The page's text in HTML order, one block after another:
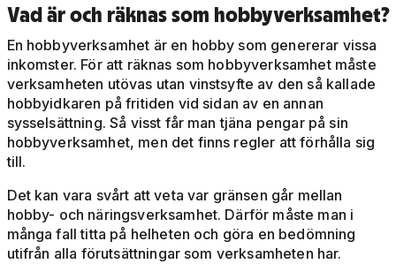
Vad är och räknas som hobbyverksamhet?
En hobbyverksamhet är en hobby som genererar vissa
inkomster. För att räknas som hobbyverksamhet måste
verksamheten utövas utan vinstsyfte av den så kallade
hobbyidkaren på fritiden vid sidan av en annan
sysselsättning. Så visst får man tjäna pengar på sin
hobbyverksamhet, men det finns regler att förhålla sig
till.
Det kan vara svårt att veta var gränsen går mellan
hobby- och näringsverksamhet. Därför måste man i
många fall titta på helheten och göra en bedömning
utifrån alla förutsättningar som verksamheten har.